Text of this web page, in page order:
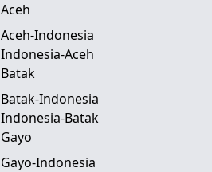
Aceh
Aceh-Indonesia
Indonesia-Aceh
Batak
Batak-Indonesia
Indonesia-Batak
Gayo
Gayo-Indonesia